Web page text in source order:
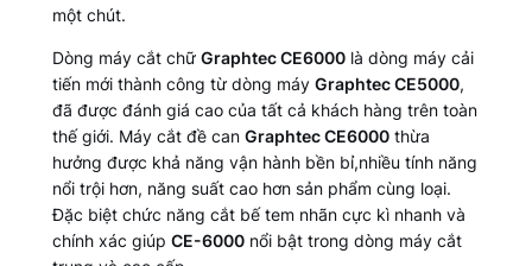
một chút.
Dòng máy cắt chữ Graphtec CE6000là dòng máy cải
tiến mới thành công từ dòng máy Graphtec CE5000,
đã được đánh giá cao của tất cả khách hàng trên toàn
thế giới. Máy cắt đề can Graphtec CE6000thừa
hưởng được khả năng vận hành bền bỉ,nhiều tính năng
nổi trội hơn, năng suất cao hơn sản phẩm cùng loại.
Đặc biệt chức năng cắt bế tem nhãn cực kì nhanh và
chính xác giúp CE-6000nổi bật trong dòng máy cắt